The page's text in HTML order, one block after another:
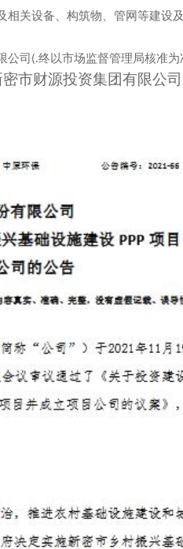
聚丙烯酰胺PAM(阳离子进口)
关设备、构筑物、管网等建设
公司 (.终以市场监督管理局核准为
市财源投资集团有限公司